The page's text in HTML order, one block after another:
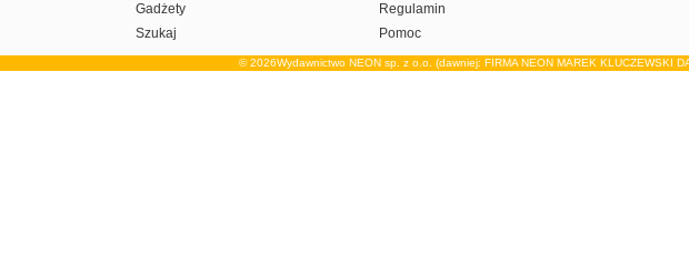
Gadżety
Szukaj
Regulamin
Pomoc
© 2026Wydawnictwo NEON sp. z o.o. (dawniej: FIRMA NEON MAREK KLUCZEWSKI